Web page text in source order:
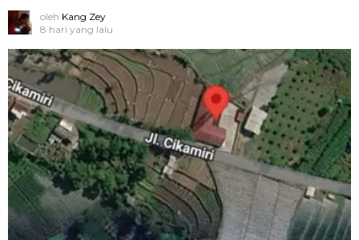
oleh Kang Zey
8 hari yang lalu